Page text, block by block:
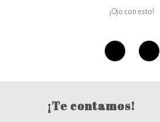
¡Ojo con esto!
¡Te contamos!